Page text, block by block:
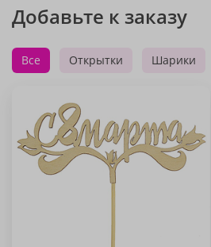
Добавьте к заказу
Все Открытки Шарики